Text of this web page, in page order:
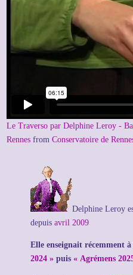
Le Traverso par Delphine Leroy -
Rennes fromConservatoire de
Delphine Leroy
depuis avril 2009
Elle enseignait récemment
2024 »puis « Agrémens